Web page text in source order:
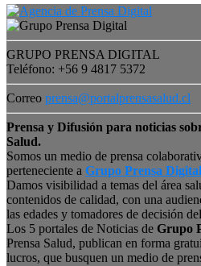
GRUPO PRENSA DIGITAL
Teléfono: +56 9 4817 5372
Correo prensa@portalprensasalud.cl
Prensa y Difusión para noticias
Salud.
Somos un medio de prensa
perteneciente a Grupo Prensa Digital
Damos visibilidad a temas del área
contenidos de calidad, con una
las edades y tomadores de decisión
Los 5 portales de Noticias de Grupo
Prensa Salud, publican en forma
lucros, que busquen un medio de